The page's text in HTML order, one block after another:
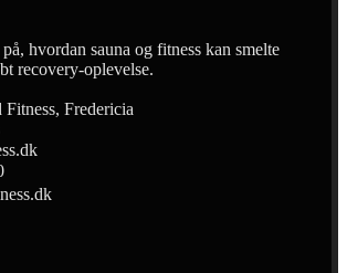
hvordan sauna og fitness kan smelte
recovery-oplevelse.
Fredericia